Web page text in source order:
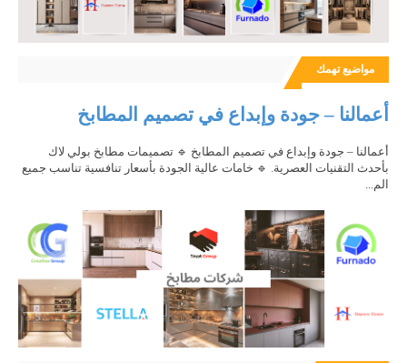
مواضيع تهمك
أعمالنا – جودة وإبداع في تصميم المطابخ
أعمالنا – جودة وإبداع في تصميم المطابخ 🔹 تصميمات مطابخ بولي لاك
بأحدث التقنيات العصرية. 🔹 خامات عالية الجودة بأسعار تنافسية تناسب جميع
الم...